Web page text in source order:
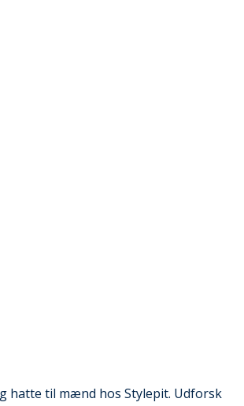
hatte til mænd hos Stylepit. Udforsk